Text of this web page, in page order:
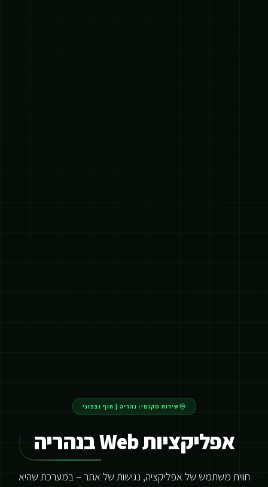
שירות מקומי: נהריה חוף וצפוני
אפליקציות Web בנהריה
חווית משתמש של אפליקציה, נגישות של אתר – במערכת שהיא